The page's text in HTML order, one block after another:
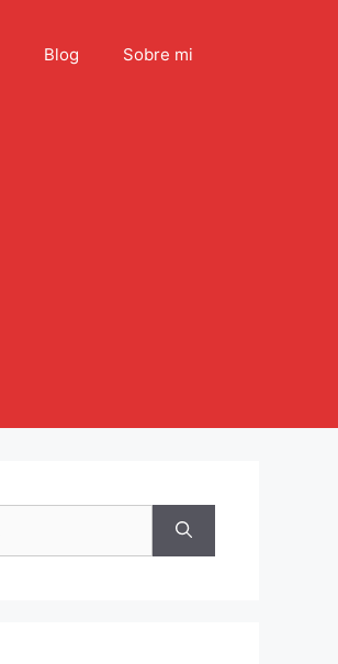
Blog Sobre mi